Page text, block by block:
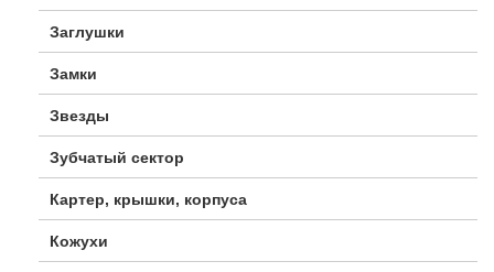
Заглушки
Замки
Звезды
Зубчатый сектор
Картер, крышки, корпуса
Кожухи